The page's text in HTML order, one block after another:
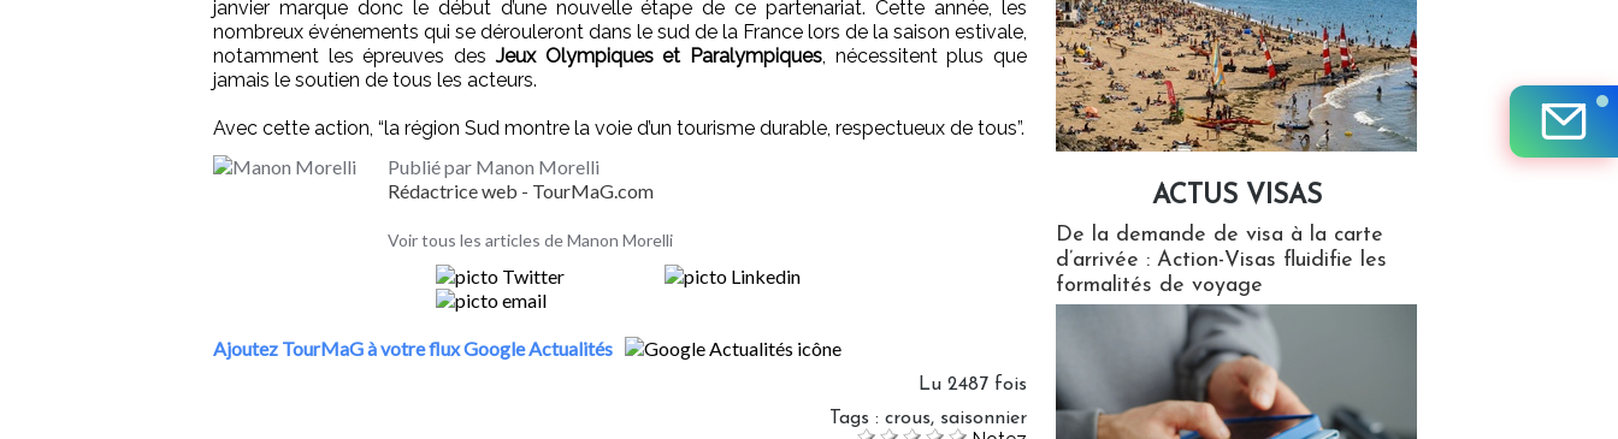
janvier marque donc le début d’une nouvelle étape de ce partenariat. Cette année, les
nombreux événements qui se dérouleront dans le sud de la France lors de la saison estivale,
notamment les épreuves des Jeux Olympiques et Paralympiques, nécessitent plus que
jamais le soutien de tous les acteurs.
Avec cette action, “la région Sud montre la voie d’un tourisme durable, respectueux de tous”.
Publié par Manon Morelli
Rédactrice web - TourMaG.com
Voir tous les articles de Manon Morelli
Ajoutez TourMaG à votre flux Google Actualités
Lu 2487 fois
Tags : crous, saisonnier
ACTUS VISAS
De la demande de visa à la carte
d’arrivée : Action-Visas fluidifie les
formalités de voyage